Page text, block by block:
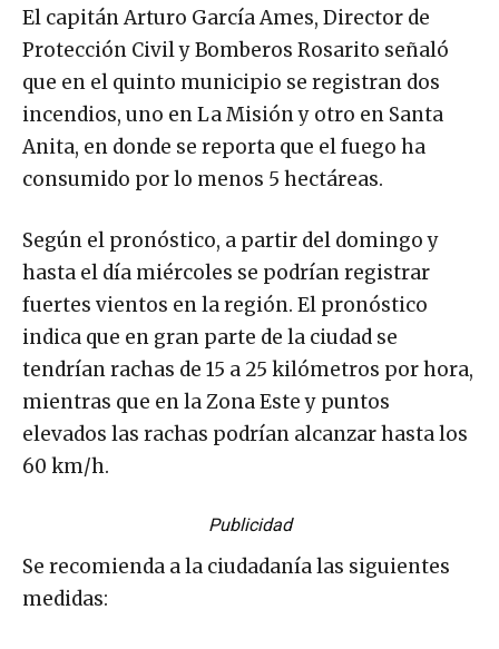
El capitán Arturo García Ames, Director de
Protección Civil y Bomberos Rosarito señaló
que en el quinto municipio se registran dos
incendios, uno en La Misión y otro en Santa
Anita, en donde se reporta que el fuego ha
consumido por lo menos 5 hectáreas.
Según el pronóstico, a partir del domingo y
hasta el día miércoles se podrían registrar
fuertes vientos en la región. El pronóstico
indica que en gran parte de la ciudad se
tendrían rachas de 15 a 25 kilómetros por hora,
mientras que en la Zona Este y puntos
elevados las rachas podrían alcanzar hasta los
60 km/h.
Publicidad
Se recomienda a la ciudadanía las siguientes
medidas: